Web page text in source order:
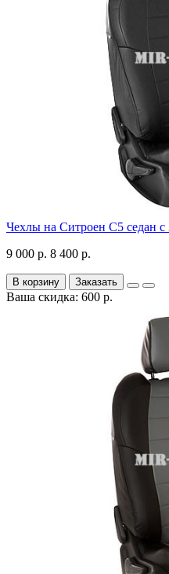
Чехлы на Ситроен С5 седан с
9 000 р. 8 400 р.
В корзину Заказать
Ваша скидка: 600 р.